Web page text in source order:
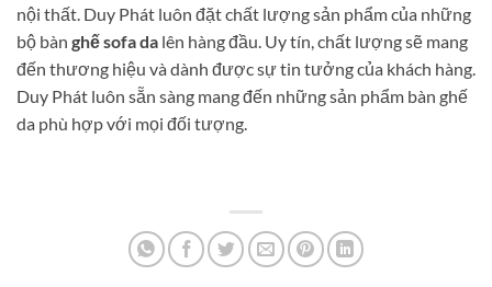
nội thất. Duy Phát luôn đặt chất lượng sản phẩm của những
bộ bàn ghế sofa da lên hàng đầu. Uy tín, chất lượng sẽ mang
đến thương hiệu và dành được sự tin tưởng của khách hàng.
Duy Phát luôn sẵn sàng mang đến những sản phẩm bàn ghế
da phù hợp với mọi đối tượng.